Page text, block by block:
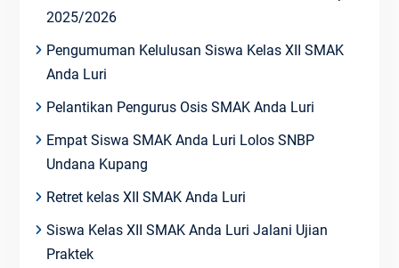
2025/2026
Pengumuman Kelulusan Siswa Kelas XII SMAK
Anda Luri
Pelantikan Pengurus Osis SMAK Anda Luri
Empat Siswa SMAK Anda Luri Lolos SNBP
Undana Kupang
Retret kelas XII SMAK Anda Luri
Siswa Kelas XII SMAK Anda Luri Jalani Ujian
Praktek